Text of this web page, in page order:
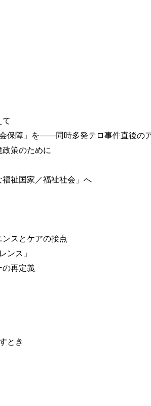
保障」を――同時多発テロ事件直後の
策のために
祉国家／福祉社会」へ
スとケアの接点
ンス」
再定義
とき